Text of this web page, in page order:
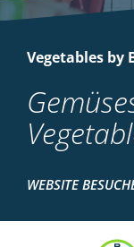
Vegetables by
WEBSITE